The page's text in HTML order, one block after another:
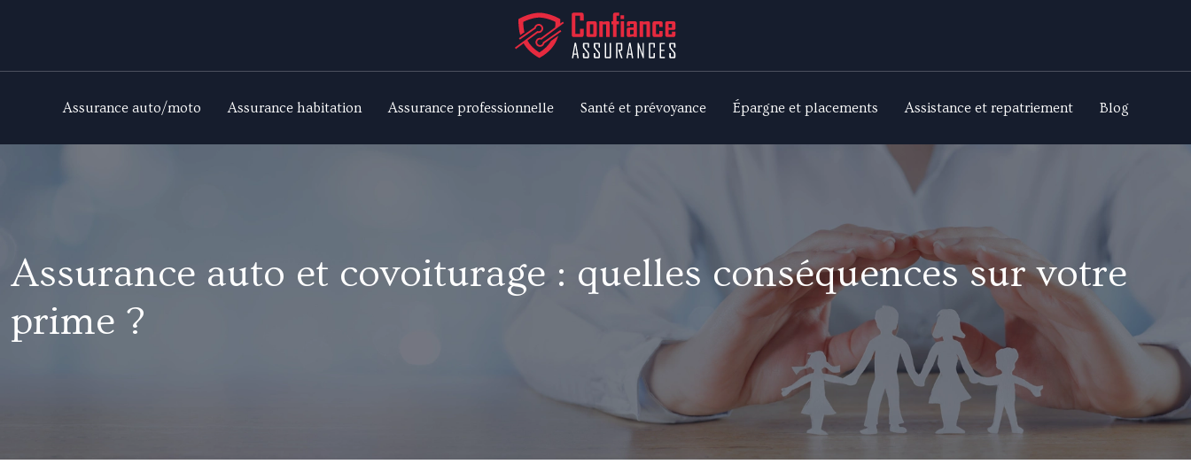
Assurance auto/moto Assurance habitation Assurance professionnelle Santé et prévoyance Épargne et placements Assistance et repatriement Blog
Assurance auto et covoiturage : quelles conséquences sur votre
prime ?